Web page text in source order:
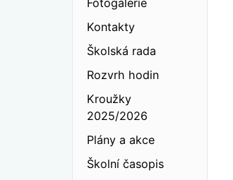
Fotogalerie
Kontakty
Školská rada
Rozvrh hodin
Kroužky
2025/2026
Plány a akce
Školní časopis